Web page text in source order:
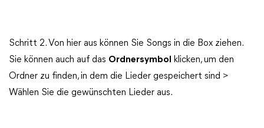
Schritt 2. Von hier aus können Sie Songs in die Box ziehen.
Sie können auch auf das Ordnersymbol
klicken, um den
Ordner zu finden, in dem die Lieder gespeichert sind >
Wählen Sie die gewünschten Lieder aus.